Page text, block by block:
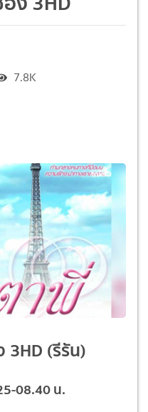
7.8K
3HD (รีรัน)
08.40 น.